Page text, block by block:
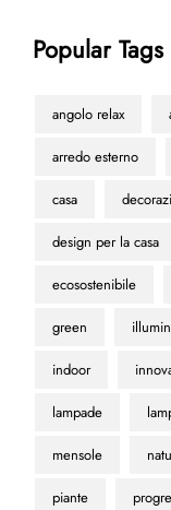
Popular Tags
angolo relax
arredo esterno
casa
design per la casa
ecosostenibile
green
indoor
lampade
mensole
piante